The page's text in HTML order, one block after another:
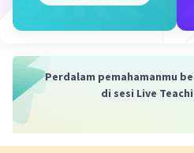
Perdalam pemahamanmu
di sesi Live